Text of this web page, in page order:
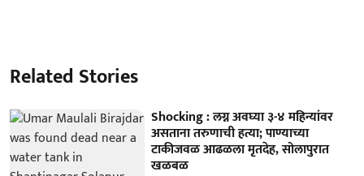
Related Stories
Shocking : लग्न अवघ्या ३-४ महिन्यांवर
असताना तरुणाची हत्या; पाण्याच्या
टाकीजवळ आढळला मृतदेह, सोलापुरात
खळबळ